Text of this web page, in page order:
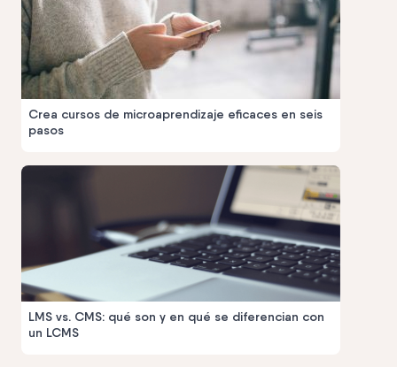
Crea cursos de microaprendizaje eficaces en seis
pasos
LMS vs. CMS: qué son y en qué se diferencian con
un LCMS